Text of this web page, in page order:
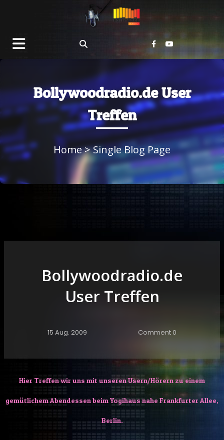
Bollywoodradio.de User
Treffen
Home> Single Blog Page
Bollywoodradio.de
User Treffen
15 Aug. 2009 Comment 0
Hier Treffen wir uns mit unseren Usern/Hörern zu einem
gemütlichem Abendessen beim Yogihaus nahe Frankfurter Allee,
Berlin.